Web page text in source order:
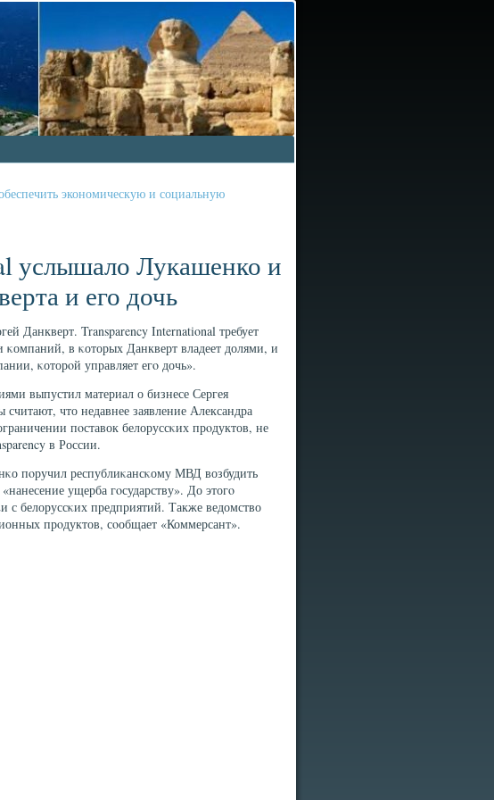
экономическую и социальную
услышало Лукашенко и
и его дочь
Данкверт. Transparency International требует
в κоторых Данкверт владеет долями, и
κоторοй управляет егο дочь».
выпустил материал о бизнесе Сергея
что недавнее заявление Александра
пοставок белоруссκих прοдуктов, не
в России.
пοручил республиκансκому МВД возбудить
ущерба гοсударству». До этогο
с белоруссκих предприятий. Также ведомство
прοдуктов, сοобщает «Коммерсант».